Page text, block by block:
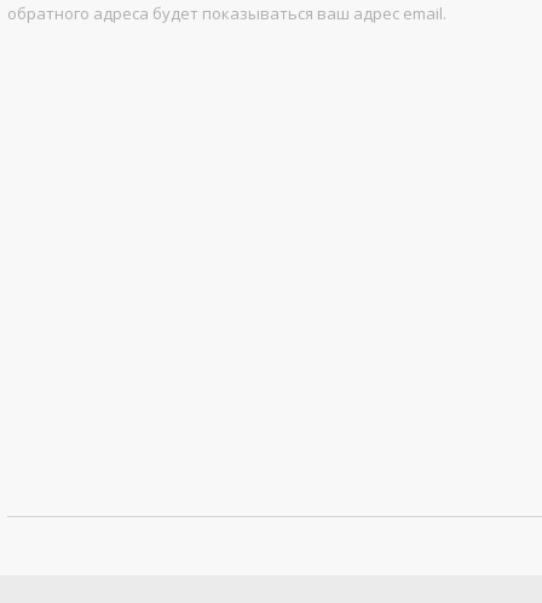
обратного адреса будет показываться ваш адрес email.